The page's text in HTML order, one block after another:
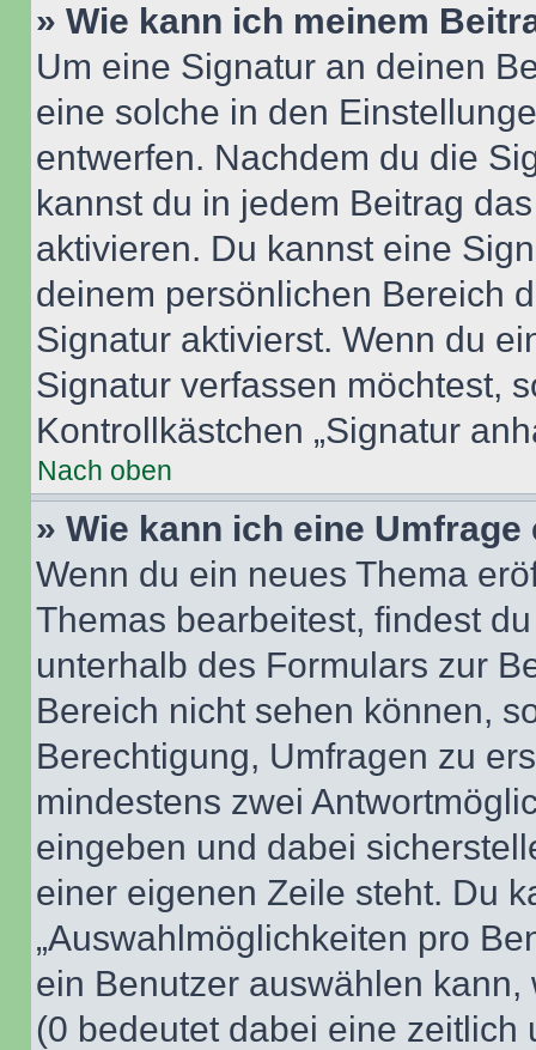
» Wie kann ich meinem
Um eine Signatur an deinen
eine solche in den
entwerfen. Nachdem du die
kannst du in jedem Beitrag
aktivieren. Du kannst eine
deinem persönlichen Bereich
Signatur aktivierst. Wenn du
Signatur verfassen möchtest,
Kontrollkästchen „Signatur
Nach oben
» Wie kann ich eine
Wenn du ein neues Thema
Themas bearbeitest, findest
unterhalb des Formulars zur
Bereich nicht sehen können,
Berechtigung, Umfragen zu
mindestens zwei
eingeben und dabei
einer eigenen Zeile steht. Du
„Auswahlmöglichkeiten pro
ein Benutzer auswählen
(0 bedeutet dabei eine